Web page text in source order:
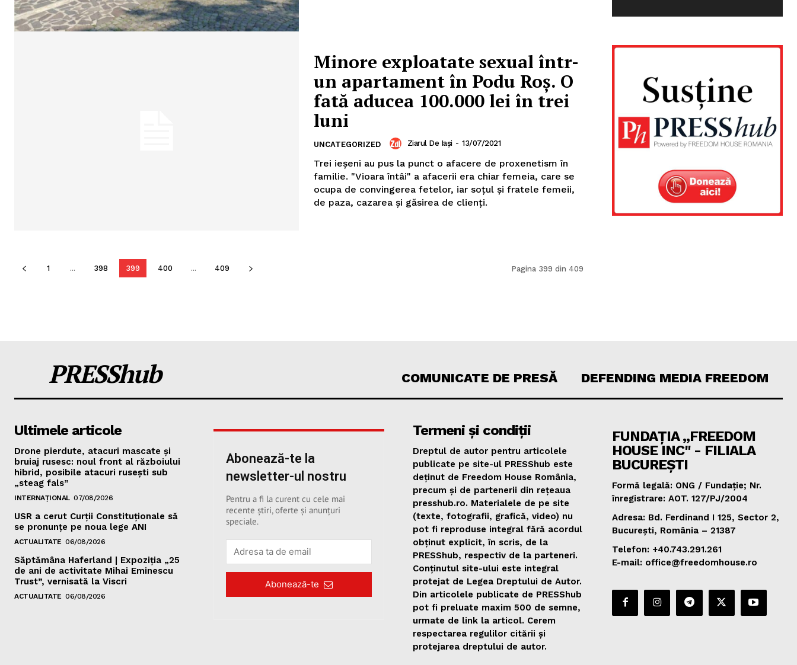
Minore exploatate sexual într-
un apartament în Podu Roş. O
fată aducea 100.000 lei în trei
luni
UNCATEGORIZED Ziarul De Iași - 13/07/2021
Trei ieşeni au pus la punct o afacere de proxenetism în
familie. "Vioara întâi" a afacerii era chiar femeia, care se
ocupa de convingerea fetelor, iar soţul şi fratele femeii,
de paza, cazarea şi găsirea de clienţi.
1 ... 398 399 400 ... 409 Pagina 399 din 409
PRESShub COMUNICATE DE PRESĂ DEFENDING MEDIA FREEDOM
Ultimele articole
Drone pierdute, atacuri mascate și
bruiaj rusesc: noul front al războiului
hibrid, posibile atacuri rusești sub
„steag fals”
INTERNAȚIONAL 07/08/2026
USR a cerut Curții Constituționale să
se pronunțe pe noua lege ANI
ACTUALITATE 06/08/2026
Săptămâna Haferland | Expoziţia „25
de ani de activitate Mihai Eminescu
Trust”, vernisată la Viscri
ACTUALITATE 06/08/2026
Abonează-te la
newsletter-ul nostru
Pentru a fi la curent cu cele mai
recente știri, oferte și anunțuri
speciale.
Abonează-te
Termeni și condiții
Dreptul de autor pentru articolele
publicate pe site-ul PRESShub este
deținut de Freedom House România,
precum și de partenerii din rețeaua
presshub.ro. Materialele de pe site
(texte, fotografii, grafică, video) nu
pot fi reproduse integral fără acordul
obținut explicit, în scris, de la
PRESShub, respectiv de la parteneri.
Conținutul site-ului este integral
protejat de Legea Dreptului de Autor.
Din articolele publicate de PRESShub
pot fi preluate maxim 500 de semne,
urmate de link la articol. Cerem
respectarea regulilor citării și
protejarea dreptului de autor.
FUNDAȚIA „FREEDOM
HOUSE INC" - FILIALA
BUCUREȘTI
Formă legală: ONG / Fundație; Nr.
înregistrare: AOT. 127/PJ/2004
Adresa: Bd. Ferdinand I 125, Sector 2,
București, România – 21387
Telefon: +40.743.291.261
E-mail: office@freedomhouse.ro